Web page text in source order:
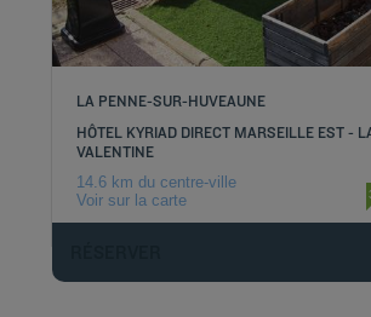
LA PENNE-SUR-HUVEAUNE
HÔTEL KYRIAD DIRECT MARSEILLE EST -
VALENTINE
14.6 km du centre-ville
Voir sur la carte